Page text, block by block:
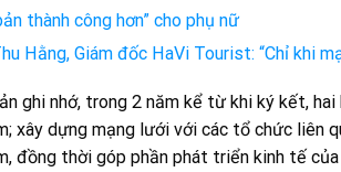
thành công hơn” cho phụ nữ
Hằng, Giám đốc HaVi Tourist: “Chỉ khi
ghi nhớ, trong 2 năm kể từ khi ký kết,
xây dựng mạng lưới với các tổ chức liên
đồng thời góp phần phát triển kinh tế